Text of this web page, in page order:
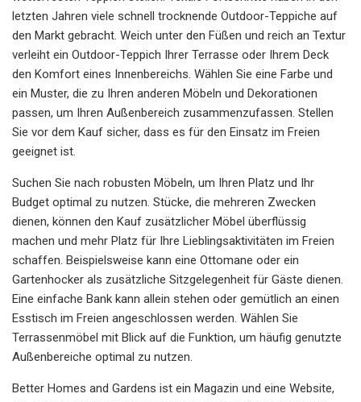
letzten Jahren viele schnell trocknende Outdoor-Teppiche auf
den Markt gebracht. Weich unter den Füßen und reich an Textur
verleiht ein Outdoor-Teppich Ihrer Terrasse oder Ihrem Deck
den Komfort eines Innenbereichs. Wählen Sie eine Farbe und
ein Muster, die zu Ihren anderen Möbeln und Dekorationen
passen, um Ihren Außenbereich zusammenzufassen. Stellen
Sie vor dem Kauf sicher, dass es für den Einsatz im Freien
geeignet ist.
Suchen Sie nach robusten Möbeln, um Ihren Platz und Ihr
Budget optimal zu nutzen. Stücke, die mehreren Zwecken
dienen, können den Kauf zusätzlicher Möbel überflüssig
machen und mehr Platz für Ihre Lieblingsaktivitäten im Freien
schaffen. Beispielsweise kann eine Ottomane oder ein
Gartenhocker als zusätzliche Sitzgelegenheit für Gäste dienen.
Eine einfache Bank kann allein stehen oder gemütlich an einen
Esstisch im Freien angeschlossen werden. Wählen Sie
Terrassenmöbel mit Blick auf die Funktion, um häufig genutzte
Außenbereiche optimal zu nutzen.
Better Homes and Gardens ist ein Magazin und eine Website,